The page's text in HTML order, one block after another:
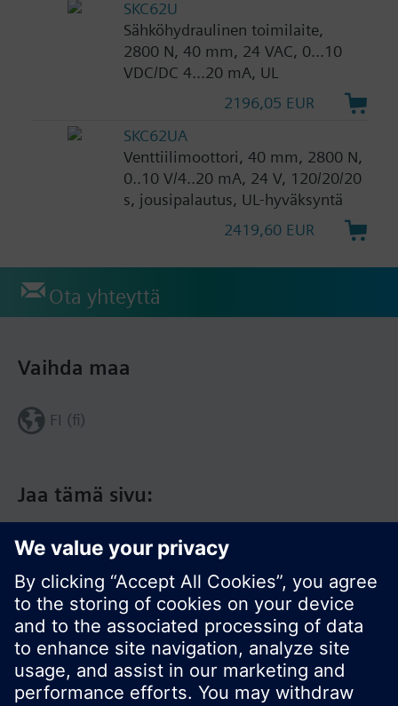
SKC62U
Sähköhydraulinen toimilaite,
2800 N, 40 mm, 24 VAC, 0...10
VDC/DC 4...20 mA, UL
2196,05 EUR
SKC62UA
Venttiilimoottori, 40 mm, 2800 N,
0..10 V/4..20 mA, 24 V, 120/20/20
s, jousipalautus, UL-hyväksyntä
2419,60 EUR
Ota yhteyttä
Jaa tämä sivu:
Vaihda maa
FI (fi)